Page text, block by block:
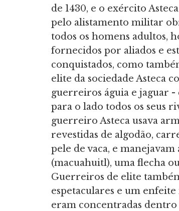
de 1430, e o exército
pelo alistamento militar
todos os homens adultos,
fornecidos por aliados e
conquistados, como
elite da sociedade Asteca
guerreiros águia e jaguar
para o lado todos os seus
guerreiro Asteca usava
revestidas de algodão,
pele de vaca, e
(macuahuitl), uma flecha
Guerreiros de elite
espetaculares e um enfeite
eram concentradas dentro